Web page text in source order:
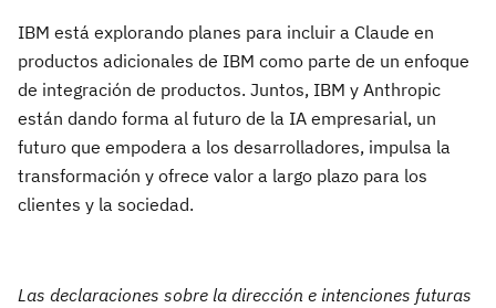
IBM está explorando planes para incluir a Claude en
productos adicionales de IBM como parte de un enfoque
de integración de productos. Juntos, IBM y Anthropic
están dando forma al futuro de la IA empresarial, un
futuro que empodera a los desarrolladores, impulsa la
transformación y ofrece valor a largo plazo para los
clientes y la sociedad.
Las declaraciones sobre la dirección e intenciones futuras